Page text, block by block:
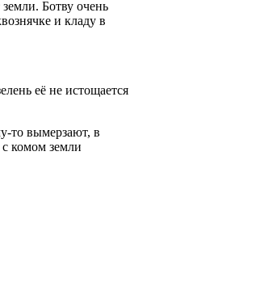
Ботву очень
и кладу в
её не истощается
то вымерзают, в
комом земли